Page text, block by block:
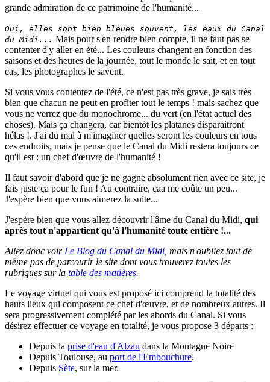
grande admiration de ce patrimoine de l'humanité...
Oui, elles sont bien bleues souvent, les eaux du Canal
du Midi... Mais pour s'en rendre bien compte, il ne faut pas se
contenter d'y aller en été... Les couleurs changent en fonction des
saisons et des heures de la journée, tout le monde le sait, et en tout
cas, les photographes le savent.
Si vous vous contentez de l'été, ce n'est pas très grave, je sais très
bien que chacun ne peut en profiter tout le temps ! mais sachez que
vous ne verrez que du monochrome... du vert (en l'état actuel des
choses). Mais ça changera, car bientôt les platanes disparaitront
hélas !. J'ai du mal à m'imaginer quelles seront les couleurs en tous
ces endroits, mais je pense que le Canal du Midi restera toujours ce
qu'il est : un chef d'œuvre de l'humanité !
Il faut savoir d'abord que je ne gagne absolument rien avec ce site, je
fais juste ça pour le fun ! Au contraire, çaa me coûte un peu...
J'espère bien que vous aimerez la suite...
J'espère bien que vous allez découvrir l'âme du Canal du Midi, qui
après tout n'appartient qu'à l'humanité toute entière !...
Allez donc voir Le Blog du Canal du Midi , mais n'oubliez tout de
même pas de parcourir le site dont vous trouverez toutes les
rubriques sur la table des matières.
Le voyage virtuel qui vous est proposé ici comprend la totalité des
hauts lieux qui composent ce chef d'œuvre, et de nombreux autres. Il
sera progressivement complété par les abords du Canal. Si vous
désirez effectuer ce voyage en totalité, je vous propose 3 départs :
Depuis la prise d'eau d'Alzau dans la Montagne Noire
Depuis Toulouse, au port de l'Embouchure.
Depuis Sète, sur la mer.